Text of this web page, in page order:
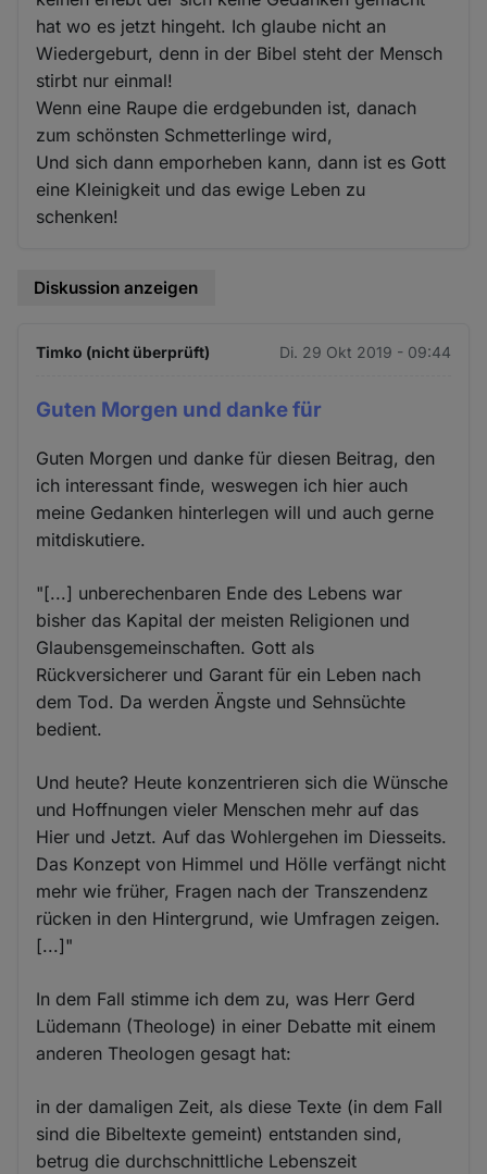
hat wo es jetzt hingeht. Ich glaube nicht an
Wiedergeburt, denn in der Bibel steht der Mensch
stirbt nur einmal!
Wenn eine Raupe die erdgebunden ist, danach
zum schönsten Schmetterlinge wird,
Und sich dann emporheben kann, dann ist es Gott
eine Kleinigkeit und das ewige Leben zu
schenken!
Diskussion anzeigen
Timko (nicht überprüft) Di. 29 Okt 2019 - 09:44
Guten Morgen und danke für
Guten Morgen und danke für diesen Beitrag, den
ich interessant finde, weswegen ich hier auch
meine Gedanken hinterlegen will und auch gerne
mitdiskutiere.
"[...] unberechenbaren Ende des Lebens war
bisher das Kapital der meisten Religionen und
Glaubensgemeinschaften. Gott als
Rückversicherer und Garant für ein Leben nach
dem Tod. Da werden Ängste und Sehnsüchte
bedient.
Und heute? Heute konzentrieren sich die Wünsche
und Hoffnungen vieler Menschen mehr auf das
Hier und Jetzt. Auf das Wohlergehen im Diesseits.
Das Konzept von Himmel und Hölle verfängt nicht
mehr wie früher, Fragen nach der Transzendenz
rücken in den Hintergrund, wie Umfragen zeigen.
[...]"
In dem Fall stimme ich dem zu, was Herr Gerd
Lüdemann (Theologe) in einer Debatte mit einem
anderen Theologen gesagt hat:
in der damaligen Zeit, als diese Texte (in dem Fall
sind die Bibeltexte gemeint) entstanden sind,
betrug die durchschnittliche Lebenszeit